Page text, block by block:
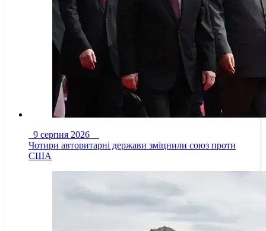
9 серпня 2026
Чотири авторитарні держави зміцнили союз проти
США